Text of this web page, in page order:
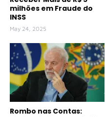
milhões em Fraude do
INSS
May 24, 2025
Rombo nas Contas: